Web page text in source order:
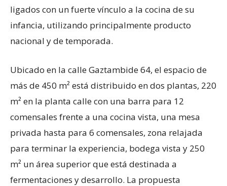
ligados con un fuerte vínculo a la cocina de su
infancia, utilizando principalmente producto
nacional y de temporada.
Ubicado en la calle Gaztambide 64, el espacio de
más de 450 m² está distribuido en dos plantas, 220
m² en la planta calle con una barra para 12
comensales frente a una cocina vista, una mesa
privada hasta para 6 comensales, zona relajada
para terminar la experiencia, bodega vista y 250
m² un área superior que está destinada a
fermentaciones y desarrollo. La propuesta